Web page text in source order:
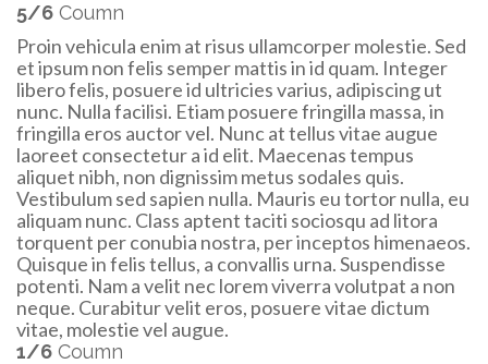
5/6 Coumn
Proin vehicula enim at risus ullamcorper molestie. Sed
et ipsum non felis semper mattis in id quam. Integer
libero felis, posuere id ultricies varius, adipiscing ut
nunc. Nulla facilisi. Etiam posuere fringilla massa, in
fringilla eros auctor vel. Nunc at tellus vitae augue
laoreet consectetur a id elit. Maecenas tempus
aliquet nibh, non dignissim metus sodales quis.
Vestibulum sed sapien nulla. Mauris eu tortor nulla, eu
aliquam nunc. Class aptent taciti sociosqu ad litora
torquent per conubia nostra, per inceptos himenaeos.
Quisque in felis tellus, a convallis urna. Suspendisse
potenti. Nam a velit nec lorem viverra volutpat a non
neque. Curabitur velit eros, posuere vitae dictum
vitae, molestie vel augue.
1/6 Coumn